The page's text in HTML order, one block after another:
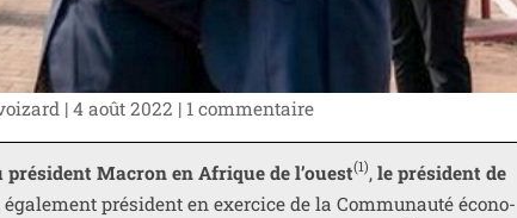
| 4 août 2022 | 1 com­men­taire
Macron en Afrique de l’ouest(1),le pré­sident de
éga­le­ment pré­sident en exer­cice de la Communauté éco­no­